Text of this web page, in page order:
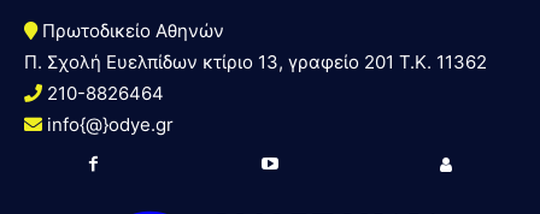
Πρωτοδικείο Αθηνών
Π. Σχολή Ευελπίδων κτίριο 13, γραφείο 201 T.K. 11362
210-8826464
info{@}odye.gr